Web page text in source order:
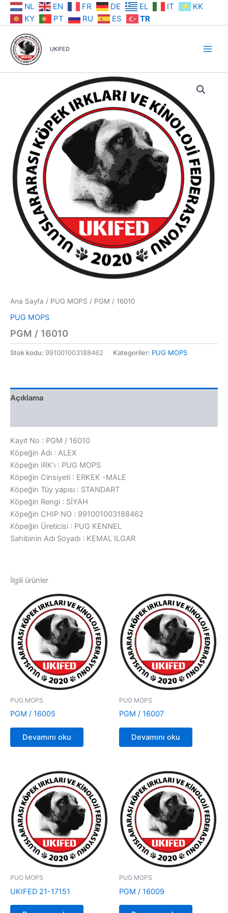
İçeriğe NL EN FR DE EL IT
KK
KY
PT RU ES TR
UKIFED
Ana Sayfa / PUG MOPS / PGM / 16010
PUG MOPS
PGM / 16010
Stok kodu: 991001003188462 Kategoriler: PUG MOPS
Açıklama
Kayıt No : PGM / 16010
Köpeğin Adı : ALEX
Köpeğin IRK’ı : PUG MOPS
Köpeğin Cinsiyeti : ERKEK -MALE
Köpeğin Tüy yapısı : STANDART
Köpeğin Rengi : SİYAH
Köpeğin CHIP NO : 991001003188462
Köpeğin Üreticisi : PUG KENNEL
Sahibinin Adı Soyadı : KEMAL ILGAR
İlgili ürünler
PUG MOPS
PGM / 16005
Devamını oku
PUG MOPS
PGM / 16007
Devamını oku
PUG MOPS
UKIFED 21-17151
PUG MOPS
PGM / 16009